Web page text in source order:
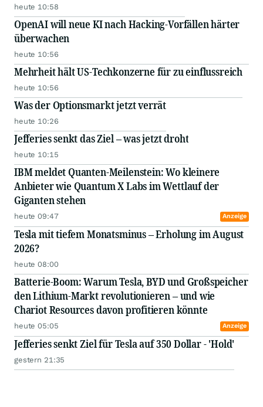
heute 10:58
OpenAI will neue KI nach Hacking-Vorfällen härter
überwachen
heute 10:56
Mehrheit hält US-Techkonzerne für zu einflussreich
heute 10:56
Was der Optionsmarkt jetzt verrät
heute 10:26
Jefferies senkt das Ziel – was jetzt droht
heute 10:15
IBM meldet Quanten-Meilenstein: Wo kleinere
Anbieter wie Quantum X Labs im Wettlauf der
Giganten stehen
heute 09:47 Anzeige
Tesla mit tiefem Monatsminus – Erholung im August
2026?
heute 08:00
Batterie-Boom: Warum Tesla, BYD und Großspeicher
den Lithium-Markt revolutionieren – und wie
Chariot Resources davon profitieren könnte
heute 05:05 Anzeige
Jefferies senkt Ziel für Tesla auf 350 Dollar - 'Hold'
gestern 21:35